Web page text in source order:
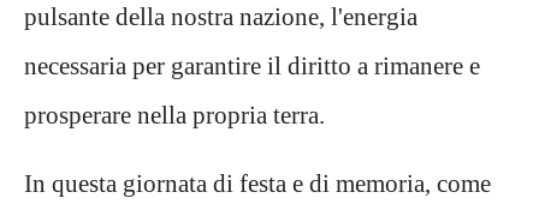
pulsante della nostra nazione, l'energia
necessaria per garantire il diritto a rimanere e
prosperare nella propria terra.
​In questa giornata di festa e di memoria, come